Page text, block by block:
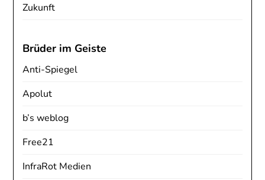
Zukunft
Brüder im Geiste
Anti-Spiegel
Apolut
b’s weblog
Free21
InfraRot Medien